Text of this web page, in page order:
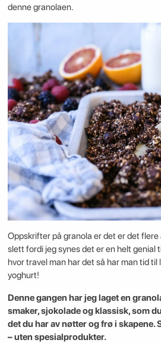
denne granolaen.
Oppskrifter på granola er det er det flere
slett fordi jeg synes det er en helt genial
hvor travel man har det så har man tid
yoghurt!
Denne gangen har jeg laget en
smaker, sjokolade og klassisk, som
det du har av nøtter og frø i skapene.
– uten spesialprodukter.